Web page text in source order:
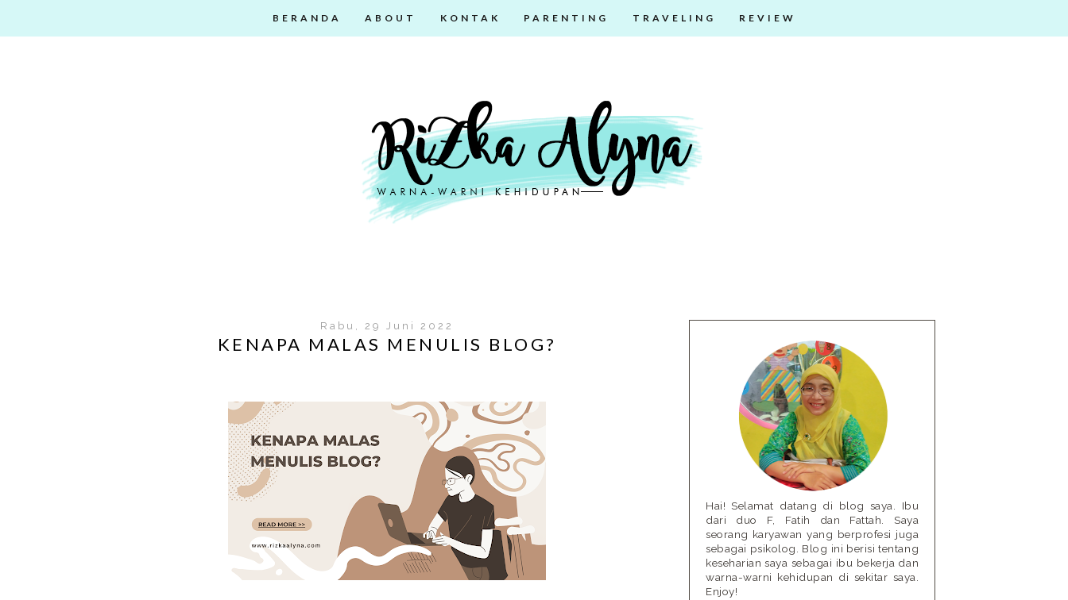
BERANDA ABOUT KONTAK PARENTING TRAVELING REVIEW
Rabu, 29 Juni 2022
KENAPA MALAS MENULIS BLOG?
Hai! Selamat datang di blog saya. Ibu
dari duo F, Fatih dan Fattah. Saya
seorang karyawan yang berprofesi juga
sebagai psikolog. Blog ini berisi tentang
keseharian saya sebagai ibu bekerja dan
warna-warni kehidupan di sekitar saya.
Enjoy!